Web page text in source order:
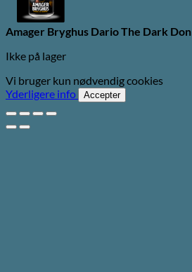
Amager Bryghus Dario The Dark Don
Ikke på lager
Vi bruger kun nødvendig cookies
Yderligere info
Accepter